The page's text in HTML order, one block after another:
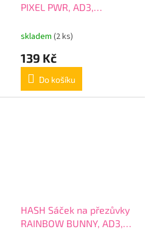
PIXEL PWR, AD3,
skladem (2 ks)
139 Kč
Do košíku
HASH Sáček na přezůvky
RAINBOW BUNNY, AD3,